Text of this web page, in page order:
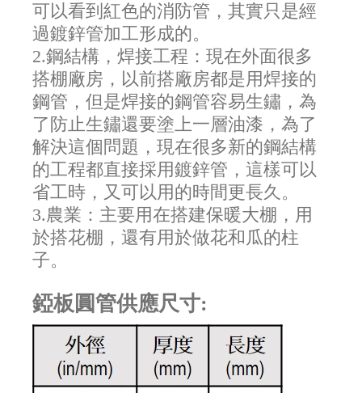
可以看到紅色的消防管，其實只是經
過鍍鋅管加工形成的。
2.鋼結構，焊接工程：現在外面很多
搭棚廠房，以前搭廠房都是用焊接的
鋼管，但是焊接的鋼管容易生鏽，為
了防止生鏽還要塗上一層油漆，為了
解決這個問題，現在很多新的鋼結構
的工程都直接採用鍍鋅管，這樣可以
省工時，又可以用的時間更長久。
3.農業：主要用在搭建保暖大棚，用
於搭花棚，還有用於做花和瓜的柱
子。
錏板圓管供應尺寸: